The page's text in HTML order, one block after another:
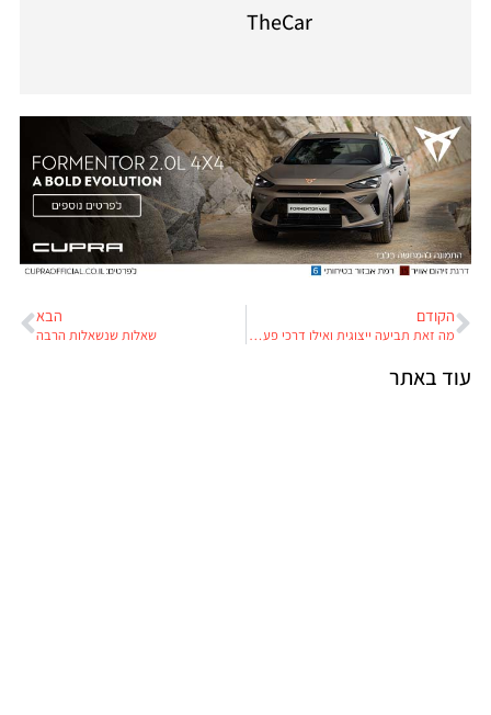
TheCar
הקודם
מה זאת תביעה ייצוגית ואילו דרכי פעולה אחרות עומדות בפני בעלי רכב שנפגעו מתקלה סדרתית?
הבא
שאלות שנשאלות הרבה
עוד באתר